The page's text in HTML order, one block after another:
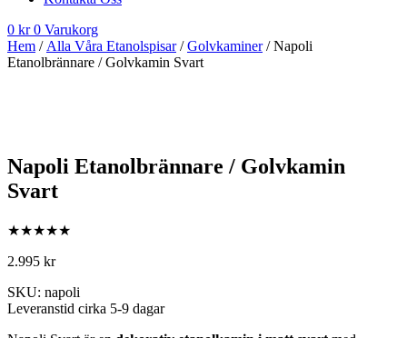
0 kr 0 Varukorg
Hem / Alla Våra Etanolspisar/Golvkaminer/ Napoli
Etanolbrännare / Golvkamin Svart
Napoli Etanolbrännare / Golvkamin
Svart
★★★★★
2.995 kr
SKU: napoli
Leveranstid cirka 5-9 dagar